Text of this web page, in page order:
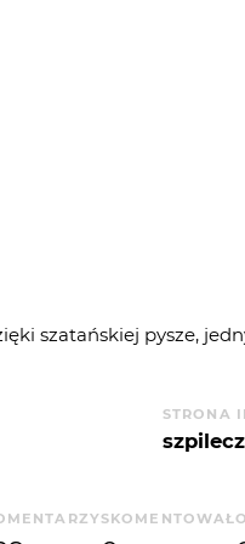
szatańskiej pysze,
STRONA
SKOMENTOWAŁ